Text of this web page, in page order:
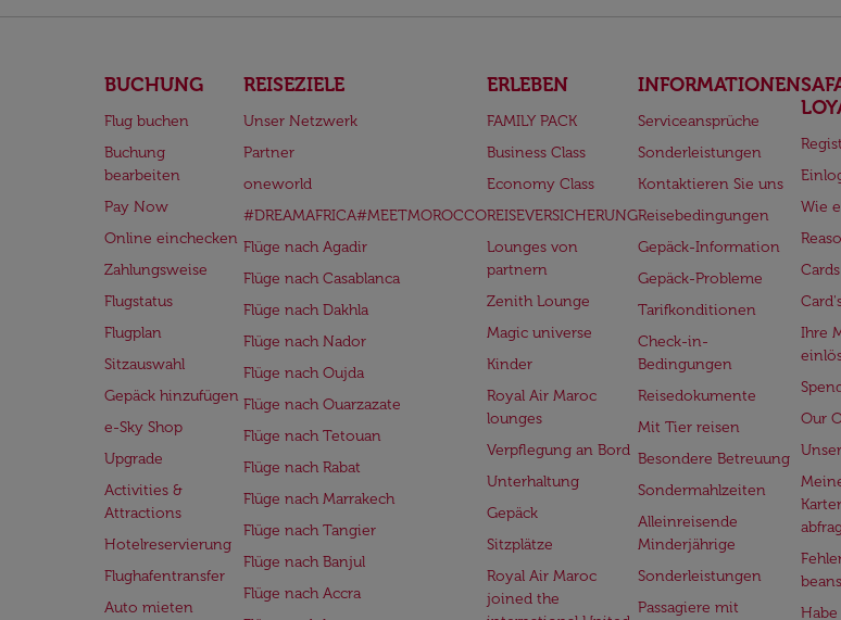
BUCHUNG
Flug buchen
Buchung
bearbeiten
Pay Now
Online einchecken
Zahlungsweise
Flugstatus
Flugplan
Sitzauswahl
Gepäck hinzufügen
e-Sky Shop
Upgrade
Activities &
Attractions
Hotelreservierung
Flughafentransfer
Auto mieten
REISEZIELE
Unser Netzwerk
Partner
oneworld
#DREAMAFRICA#MEETMOROCCO
Flüge nach Agadir
Flüge nach Casablanca
Flüge nach Dakhla
Flüge nach Nador
Flüge nach Oujda
Flüge nach Ouarzazate
Flüge nach Tetouan
Flüge nach Rabat
Flüge nach Marrakech
Flüge nach Tangier
Flüge nach Banjul
Flüge nach Accra
ERLEBEN
FAMILY PACK
Business Class
Economy Class
REISEVERSICHERUNG
Lounges von
partnern
Zenith Lounge
Magic universe
Kinder
Royal Air Maroc
lounges
Verpflegung an Bord
Unterhaltung
Gepäck
Sitzplätze
Royal Air Maroc
joined the
INFORMATIONEN
Serviceansprüche
Sonderleistungen
Kontaktieren Sie uns
Reisebedingungen
Gepäck-Information
Gepäck-Probleme
Tarifkonditionen
Check-in-
Bedingungen
Reisedokumente
Mit Tier reisen
Besondere Betreuung
Sondermahlzeiten
Alleinreisende
Minderjährige
Sonderleistungen
Passagiere mit
Wie
Ihre
Our